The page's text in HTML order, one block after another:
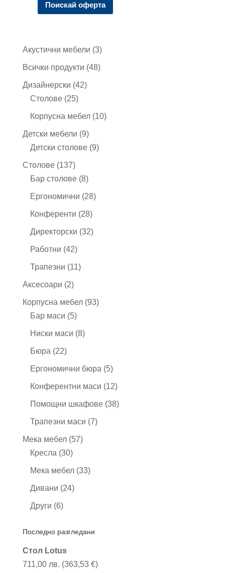
Поискай оферта
Акустични мебели 33
продукта
Всички продукти 4848
Дизайнерски 4242
Столове 2525
продукта
Корпусна мебел 1010
Детски мебели 99
продукта
Детски столове 99
Столове 137137
продукта
Бар столове 88
продукта
Ергономични 2828
Конференти 2828
продукта
Директорски 3232
Работни 4242
продукта
Трапезни 1111
Аксесоари 22
продукта
Корпусна мебел 9393
Бар маси 55
продукта
Ниски маси 88
Бюра 2222
продукта
Ергономични бюра 55
продукта
Конферентни маси 1212
продукта
Помощни шкафове 3838
Трапезни маси 77
Мека мебел 5757
Кресла 3030
продукта
Мека мебел 3333
Дивани 2424
Други 66
Последно разгледани
Стол Lotus
711,00 лв. (363,53 €)